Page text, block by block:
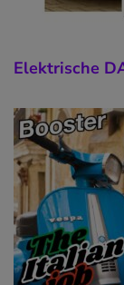
Elektrische